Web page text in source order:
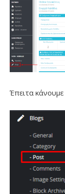
Έπειτα κάνουμε